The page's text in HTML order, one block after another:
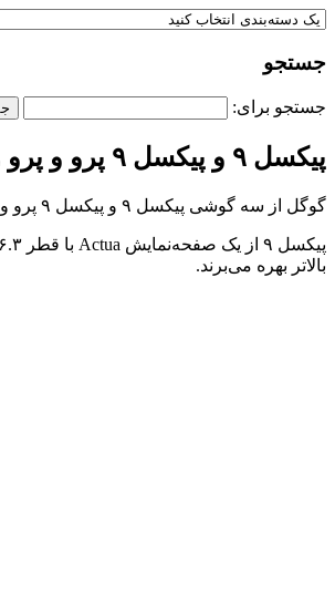
جستجو
جستجو برای:
پیکسل ۹ و پیکسل ۹ پرو و پرو XL معرفی شدند
گوگل از سه گوشی پیکسل ۹ و پیکسل ۹ پرو و پرو XL رونمایی کرده است. این گوشی‌ها مجهز به تراشه تنسور G4 هستند.
بالاتر بهره می‌برند.